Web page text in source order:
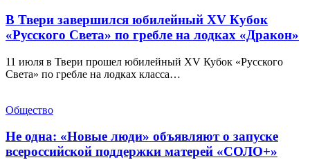
В Твери завершился юбилейный XV Кубок
«Русского Света» по гребле на лодках «Дракон»
11 июля в Твери прошел юбилейный XV Кубок «Русского
Света» по гребле на лодках класса…
Общество
Не одна: «Новые люди» объявляют о запуске
всероссийской поддержки матерей «СОЛО+»